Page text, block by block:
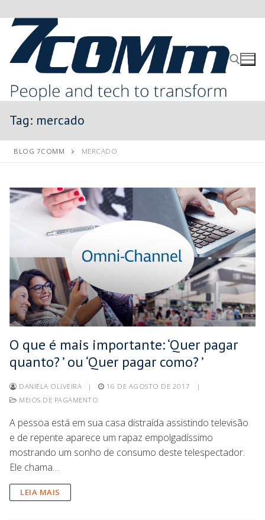
Tag: mercado
BLOG 7COMM MERCADO
O que é mais importante: ‘Quer pagar
quanto? ’ ou ‘Quer pagar como? ’
DANIELA OLIVEIRA | 16 DE AGOSTO DE 2017
|
MEIOS DE PAGAMENTO
A pessoa está em sua casa distraída assistindo televisão
e de repente aparece um rapaz empolgadíssimo
mostrando um sonho de consumo deste telespectador.
Ele chama…
LEIA MAIS